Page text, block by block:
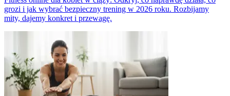
grozi i jak wybrać bezpieczny trening w 2026 roku. Rozbijamy
mity, dajemy konkret i przewagę.